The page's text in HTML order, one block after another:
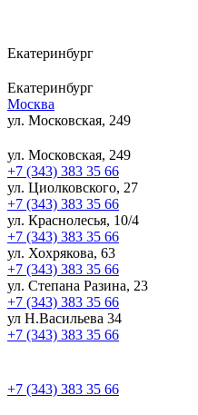
Екатеринбург
Екатеринбург
Москва
ул. Московская, 249
ул. Московская, 249
+7 (343) 383 35 66
ул. Циолковского, 27
+7 (343) 383 35 66
ул. Краснолесья, 10/4
+7 (343) 383 35 66
ул. Хохрякова, 63
+7 (343) 383 35 66
ул. Степана Разина, 23
+7 (343) 383 35 66
ул Н.Васильева 34
+7 (343) 383 35 66
+7 (343) 383 35 66